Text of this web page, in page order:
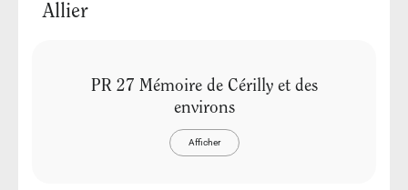
Allier
PR 27 Mémoire de Cérilly et des
environs
Afficher